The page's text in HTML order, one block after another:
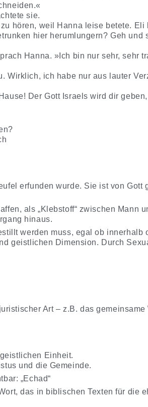
sie.
hören, weil Hanna leise betete. Eli
hier herumlungern? Geh und
Hanna. »Ich bin nur sehr, sehr
Wirklich, ich habe nur aus lauter
Der Gott Israels wird dir
erfunden wurde. Sie ist von Gott
als „Klebstoff“ zwischen Mann
hinaus.
werden muss, egal ob innerhalb
geistlichen Dimension. Durch
Art – z.B. das gemeinsame
Einheit.
und die Gemeinde.
„Echad“